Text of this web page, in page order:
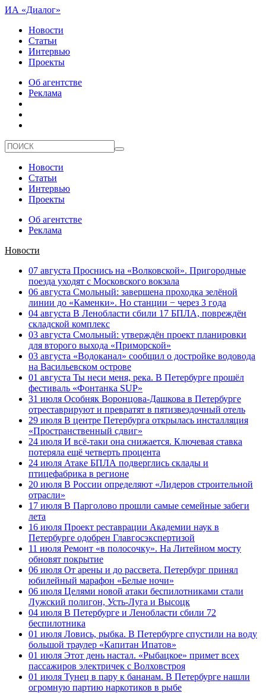
ИА «Диалог»
Новости
Статьи
Интервью
Проекты
Об агентстве
Реклама
Новости
Статьи
Интервью
Проекты
Об агентстве
Реклама
Новости
07 августа Проснись на «Волковской». Пригородные
поезда уходят с Московского вокзала
06 августа Смольный: завершена проходка зелёной
линии до «Каменки». Но станции − через 3 года
04 августа В Ленобласти сбили 17 БПЛА, повреждён
складской комплекс
03 августа Смольный: утверждён проект планировки
для второго выхода «Приморской»
03 августа «Водоканал» сообщил о достройке водовода
на Васильевском острове
01 августа Ты неси меня, река. В Петербурге прошёл
фестиваль «Фонтанка SUP»
31 июля Особняк Воронцова-Дашкова в Петербурге
отреставрируют и превратят в пятизвездочный отель
29 июля В центре Петербурга открылась инсталляция
«Пространственный сдвиг»
24 июля И всё-таки она снижается. Ключевая ставка
потеряла ещё четверть процента
24 июля Атаке БПЛА подверглись склады и
птицефабрика в регионе
20 июля В России определяют «Лидеров строительной
отрасли»
17 июля В Парголово прошли самые семейные забеги
лета
16 июля Проект реставрации Академии наук в
Петербурге одобрен Главгосэкспертизой
11 июля Ремонт «в полосочку». На Литейном мосту
обновят покрытие
06 июля От арены и до рассвета. Петербург принял
юбилейный марафон «Белые ночи»
06 июля Целями новой атаки беспилотниками стали
Лужский полигон, Усть-Луга и Высоцк
04 июля В Петербурге и Ленобласти сбили 72
беспилотника
01 июля Ловись, рыбка. В Петербурге спустили на воду
большой траулер «Капитан Ипатов»
01 июля Этот день настал. «Рыбацкое» примет всех
пассажиров электричек с Волховстроя
01 июля Тунец в пару к бананам. В Петербурге нашли
огромную партию наркотиков в рыбе